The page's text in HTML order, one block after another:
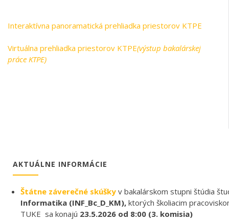
Interaktívna panoramatická prehliadka priestorov KTPE
Virtuálna prehliadka priestorov KTPE(výstup bakalárskej
práce KTPE)
AKTUÁLNE INFORMÁCIE
Štátne záverečné skúšky v bakalárskom stupni štúdia
Informatika (INF_Bc_D_KM), ktorých školiacim
TUKE sa konajú 23.5.2026 od 8:00 (3. komisia)